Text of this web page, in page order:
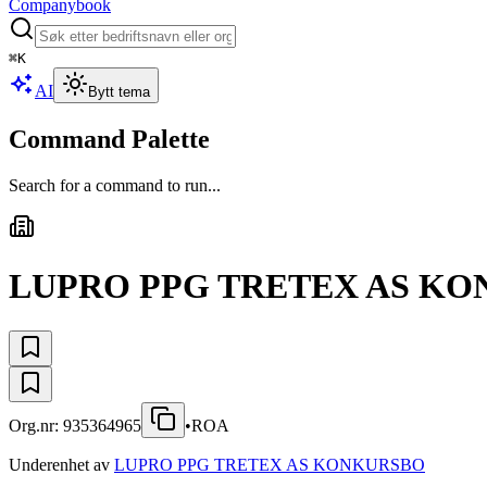
Companybook
⌘K
AI Bytt tema
Command Palette
Search for a command to run...
LUPRO PPG TRETEX AS
Org.nr: 935364965 •ROA
Underenhet av LUPRO PPG TRETEX AS KONKURSBO